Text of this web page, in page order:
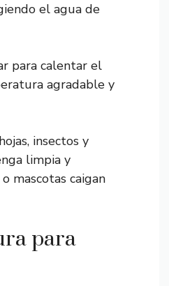
el agua de
para calentar el
agradable y
insectos y
limpia y
mascotas caigan
para